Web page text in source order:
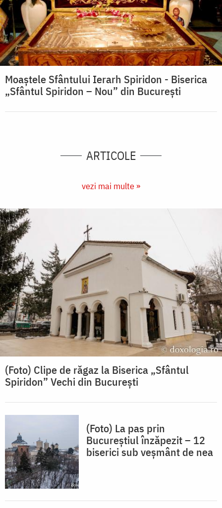
Moaștele Sfântului Ierarh Spiridon - Biserica
„Sfântul Spiridon – Nou” din București
ARTICOLE
vezi mai multe »
(Foto) Clipe de răgaz la Biserica „Sfântul
Spiridon” Vechi din București
(Foto) La pas prin
Bucureștiul înzăpezit – 12
biserici sub veșmânt de nea